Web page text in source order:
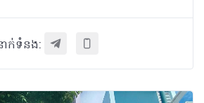
ាក់ទំនង: